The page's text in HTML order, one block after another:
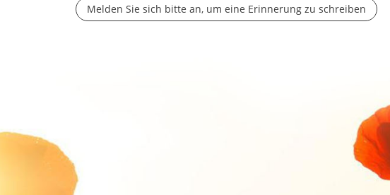
Melden Sie sich bitte an, um eine Erinnerung zu schreiben